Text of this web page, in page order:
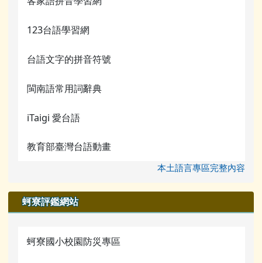
123台語學習網
台語文字的拼音符號
閩南語常用詞辭典
iTaigi 愛台語
教育部臺灣台語動畫
本土語言專區完整內容
蚵寮評鑑網站
蚵寮國小校園防災專區